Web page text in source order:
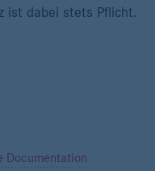
ist dabei stets Pflicht.
Documentation